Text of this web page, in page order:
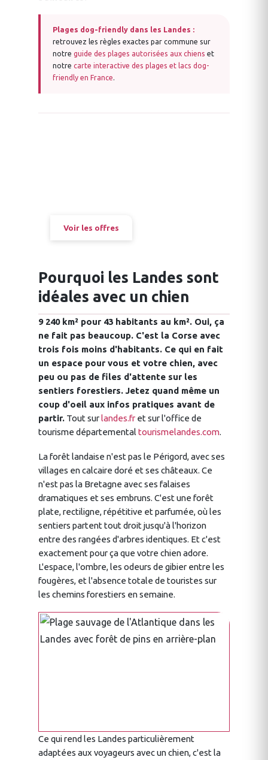
Plages dog-friendly dans les Landes :
retrouvez les règles exactes par commune sur
notre guide des plages autorisées aux chiens et
notre carte interactive des plages et lacs dog-
friendly en France.
Voir les offres
Pourquoi les Landes sont
idéales avec un chien
9 240 km² pour 43 habitants au km². Oui, ça
ne fait pas beaucoup. C'est la Corse avec
trois fois moins d'habitants. Ce qui en fait
un espace pour vous et votre chien, avec
peu ou pas de files d'attente sur les
sentiers forestiers. Jetez quand même un
coup d'oeil aux infos pratiques avant de
partir. Tout surlandes.fr et sur l'office de
tourisme départemental tourismelandes.com.
La forêt landaise n'est pas le Périgord, avec ses
villages en calcaire doré et ses châteaux. Ce
n'est pas la Bretagne avec ses falaises
dramatiques et ses embruns. C'est une forêt
plate, rectiligne, répétitive et parfumée, où les
sentiers partent tout droit jusqu'à l'horizon
entre des rangées d'arbres identiques. Et c'est
exactement pour ça que votre chien adore.
L'espace, l'ombre, les odeurs de gibier entre les
fougères, et l'absence totale de touristes sur
les chemins forestiers en semaine.
Ce qui rend les Landes particulièrement
adaptées aux voyageurs avec un chien, c'est la